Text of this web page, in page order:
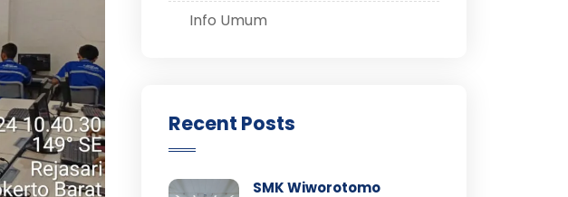
Info Umum
Recent Posts
SMK Wiworotomo